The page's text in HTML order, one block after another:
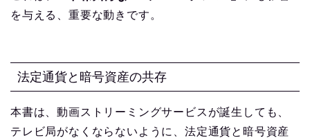
を与える、重要な動きです。
法定通貨と暗号資産の共存
本書は、動画ストリーミングサービスが誕生しても、
テレビ局がなくならないように、法定通貨と暗号資産